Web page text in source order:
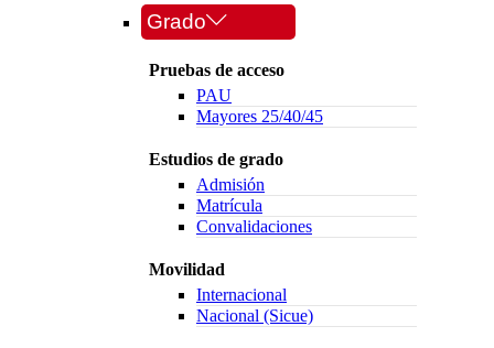
Grado
Pruebas de acceso
PAU
Mayores 25/40/45
Estudios de grado
Admisión
Matrícula
Convalidaciones
Movilidad
Internacional
Nacional (Sicue)